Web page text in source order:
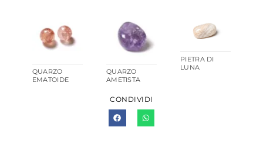
QUARZO
EMATOIDE
QUARZO
AMETISTA
PIETRA DI
LUNA
CONDIVIDI